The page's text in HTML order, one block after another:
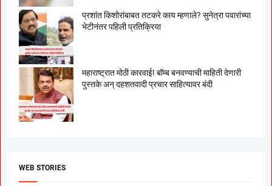
प्रशांत किशोरांबाबत तटकरे काय म्हणाले? सुनेत्रा पवारांच्या
भेटीनंतर पहिली प्रतिक्रिया
महाराष्ट्रात मोठी कारवाई! बॉम्ब बनवण्याची माहिती देणारी
पुस्तके अन् दहशतवादी प्रचार साहित्यावर बंदी
WEB STORIES